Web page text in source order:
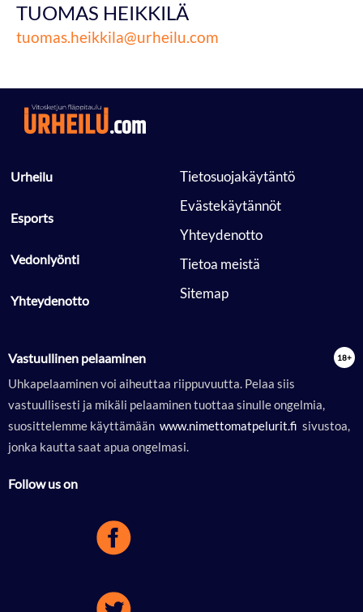
TUOMAS HEIKKILÄ
tuomas.heikkila@urheilu.com
Urheilu
Esports
Vedonlyönti
Yhteydenotto
Tietosuojakäytäntö
Evästekäytännöt
Yhteydenotto
Tietoa meistä
Sitemap
Vastuullinen pelaaminen
Uhkapelaaminen voi aiheuttaa riippuvuutta. Pelaa siis
vastuullisesti ja mikäli pelaaminen tuottaa sinulle ongelmia,
suosittelemme käyttämään www.nimettomatpelurit.fi sivustoa,
jonka kautta saat apua ongelmasi.
Follow us on